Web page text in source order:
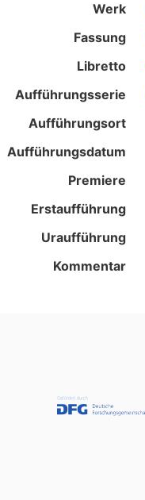
Werk
Fassung
Libretto
Aufführungsserie
Aufführungsort
Aufführungsdatum
Premiere
Erstaufführung
Uraufführung
Kommentar